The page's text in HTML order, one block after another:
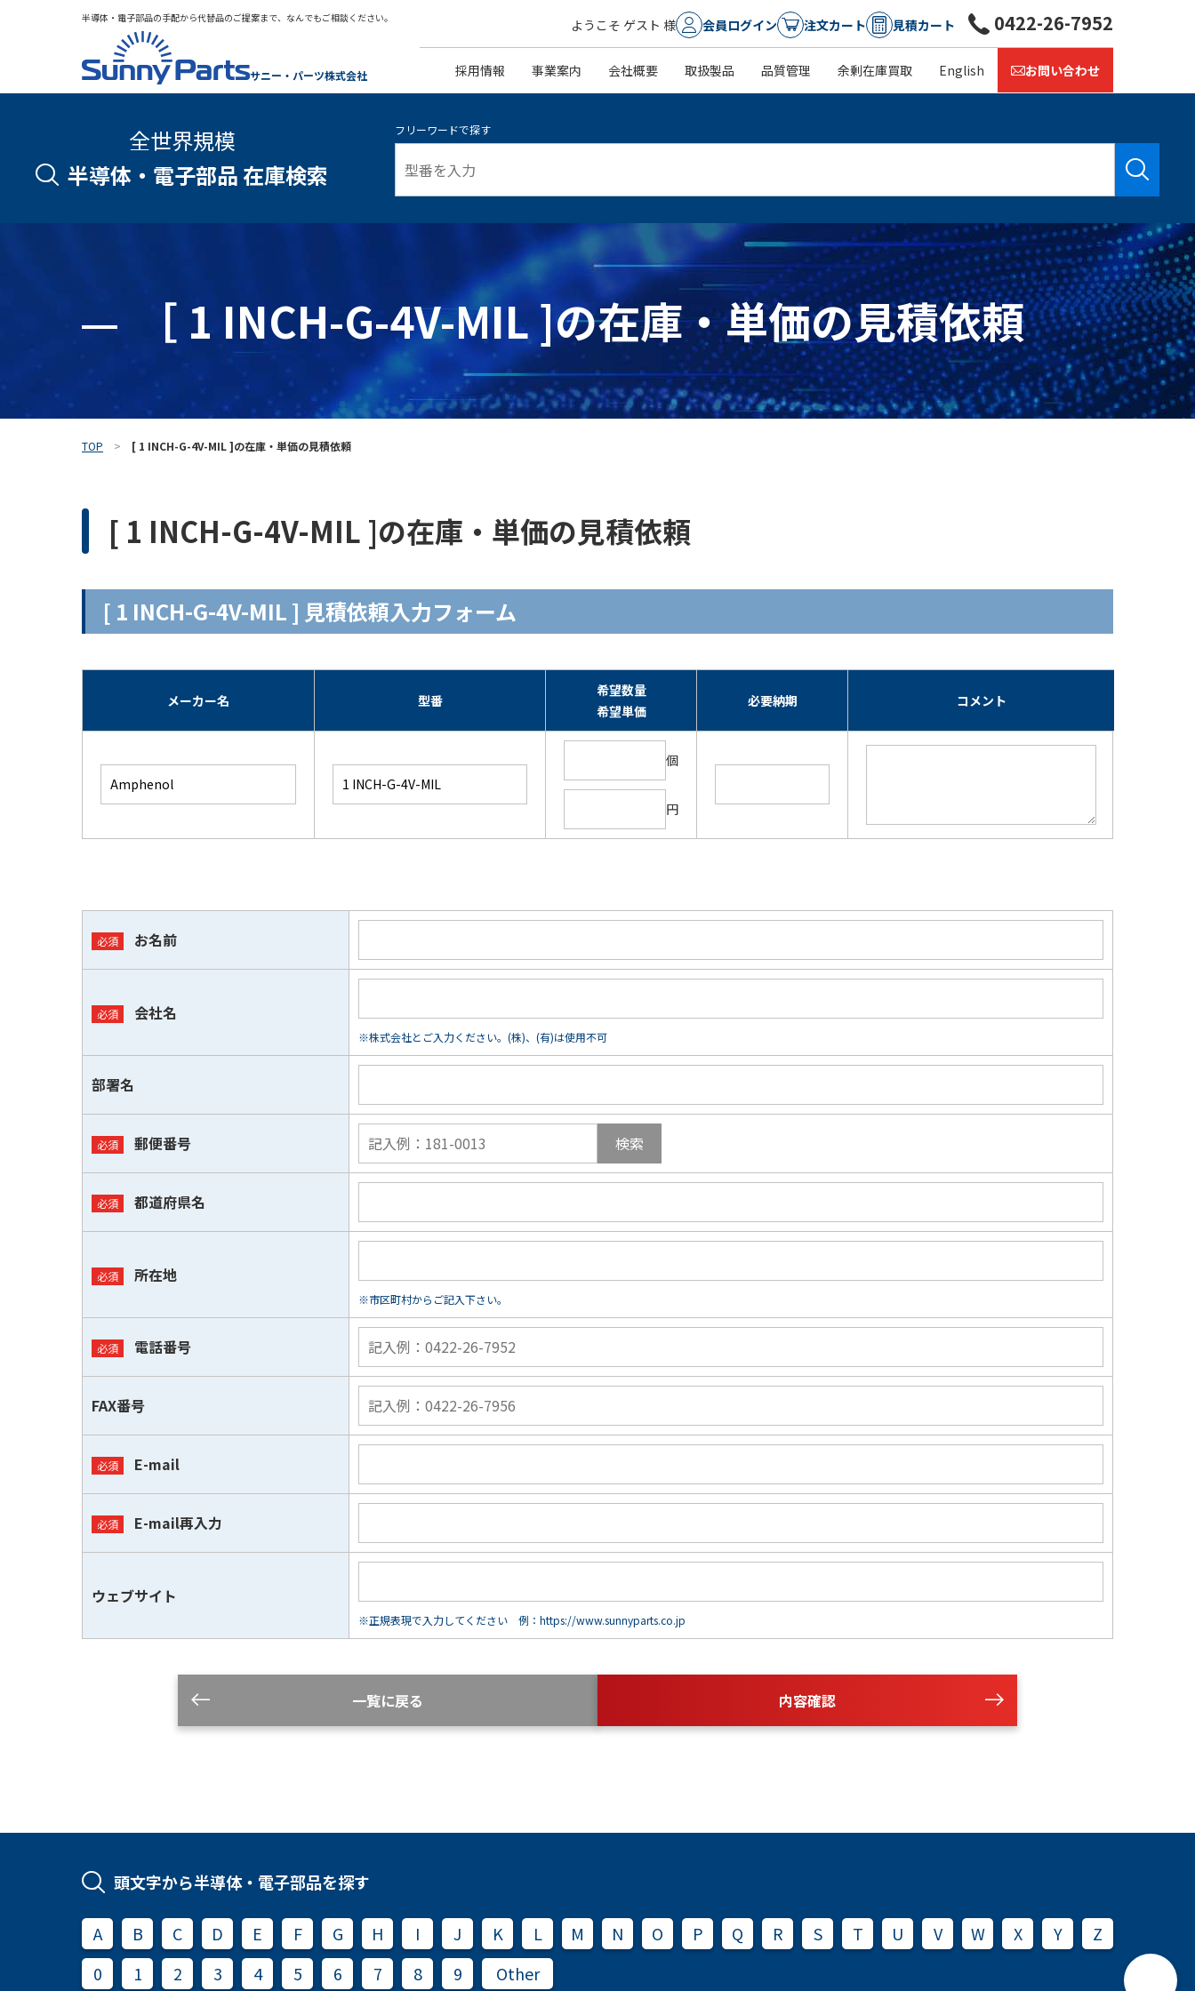
半導体・電子部品の手配から代替品のご提案まで、なんでもご相談ください。
サニー・パーツ株式会社
ようこそ ゲスト 様 会員ログイン 注文カート 見積カート
採用情報 事業案内 会社概要 取扱製品 品質管理 余剰在庫買取 English お問い合わせ
0422-26-7952
全世界規模
半導体・電子部品 在庫検索
フリーワードで探す
［ 1 INCH-G-4V-MIL ]の在庫・単価の見積依頼
TOP [ 1 INCH-G-4V-MIL ]の在庫・単価の見積依頼
[ 1 INCH-G-4V-MIL ]の在庫・単価の見積依頼
[ 1 INCH-G-4V-MIL ] 見積依頼入力フォーム
メーカー名 型番
希望数量
希望単価
必要納期 コメント
個
円
お名前
会社名
※株式会社とご入力ください。(株)、(有)は使用不可
部署名
郵便番号 検索
都道府県名
所在地
※市区町村からご記入下さい。
電話番号
FAX番号
E-mail
E-mail再入力
ウェブサイト
※正規表現で入力してください 例：https://www.sunnyparts.co.jp
一覧に戻る 内容確認
頭文字から半導体・電子部品を探す
A B C D E F G H I J K L M N O P Q R S T U V W X Y
Z
0
1 2 3 4 5 6 7 8 9 Other